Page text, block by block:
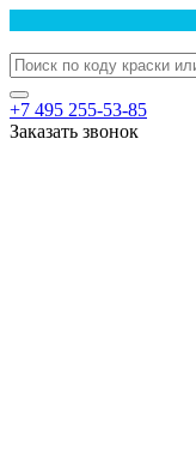
+7 495 255-53-85
Заказать звонок